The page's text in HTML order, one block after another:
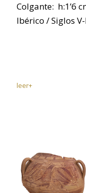
Colgante: h:1’6
Ibérico / Siglos V-
leer+